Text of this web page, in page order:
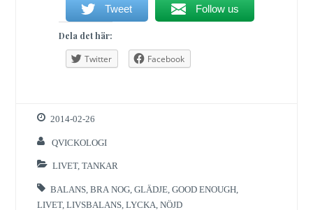
Tweet Follow us
Dela det här:
Twitter Facebook
2014-02-26
QVICKOLOGI
LIVET,TANKAR
BALANS ,BRA NOG ,GLÄDJE ,GOOD ENOUGH
LIVET,LIVSBALANS ,LYCKA ,NÖJD